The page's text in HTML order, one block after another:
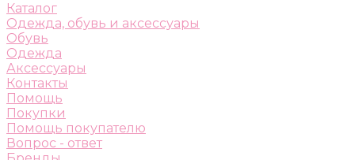
Каталог
Одежда, обувь и аксессуары
Обувь
Одежда
Аксессуары
Контакты
Помощь
Покупки
Помощь покупателю
Вопрос - ответ